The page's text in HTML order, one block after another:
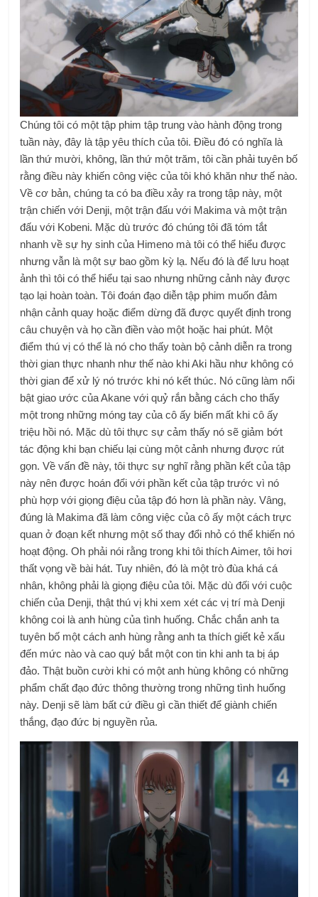
Chúng tôi có một tập phim tập trung vào hành động trong
tuần này, đây là tập yêu thích của tôi. Điều đó có nghĩa là
lần thứ mười, không, lần thứ một trăm, tôi cần phải tuyên bố
rằng điều này khiến công việc của tôi khó khăn như thế nào.
Về cơ bản, chúng ta có ba điều xảy ra trong tập này, một
trận chiến với Denji, một trận đấu với Makima và một trận
đấu với Kobeni. Mặc dù trước đó chúng tôi đã tóm tắt
nhanh về sự hy sinh của Himeno mà tôi có thể hiểu được
nhưng vẫn là một sự bao gồm kỳ lạ. Nếu đó là để lưu hoạt
ảnh thì tôi có thể hiểu tại sao nhưng những cảnh này được
tạo lại hoàn toàn. Tôi đoán đạo diễn tập phim muốn đảm
nhận cảnh quay hoặc điểm dừng đã được quyết định trong
câu chuyện và họ cần điền vào một hoặc hai phút. Một
điểm thú vị có thể là nó cho thấy toàn bộ cảnh diễn ra trong
thời gian thực nhanh như thế nào khi Aki hầu như không có
thời gian để xử lý nó trước khi nó kết thúc. Nó cũng làm nổi
bật giao ước của Akane với quỷ rắn bằng cách cho thấy
một trong những móng tay của cô ấy biến mất khi cô ấy
triệu hồi nó. Mặc dù tôi thực sự cảm thấy nó sẽ giảm bớt
tác động khi bạn chiếu lại cùng một cảnh nhưng được rút
gọn. Về vấn đề này, tôi thực sự nghĩ rằng phần kết của tập
này nên được hoán đổi với phần kết của tập trước vì nó
phù hợp với giọng điệu của tập đó hơn là phần này. Vâng,
đúng là Makima đã làm công việc của cô ấy một cách trực
quan ở đoạn kết nhưng một số thay đổi nhỏ có thể khiến nó
hoạt động. Oh phải nói rằng trong khi tôi thích Aimer, tôi hơi
thất vọng về bài hát. Tuy nhiên, đó là một trò đùa khá cá
nhân, không phải là giọng điệu của tôi. Mặc dù đối với cuộc
chiến của Denji, thật thú vị khi xem xét các vị trí mà Denji
không coi là anh hùng của tình huống. Chắc chắn anh ta
tuyên bố một cách anh hùng rằng anh ta thích giết kẻ xấu
đến mức nào và cao quý bắt một con tin khi anh ta bị áp
đảo. Thật buồn cười khi có một anh hùng không có những
phẩm chất đạo đức thông thường trong những tình huống
này. Denji sẽ làm bất cứ điều gì cần thiết để giành chiến
thắng, đạo đức bị nguyền rủa.